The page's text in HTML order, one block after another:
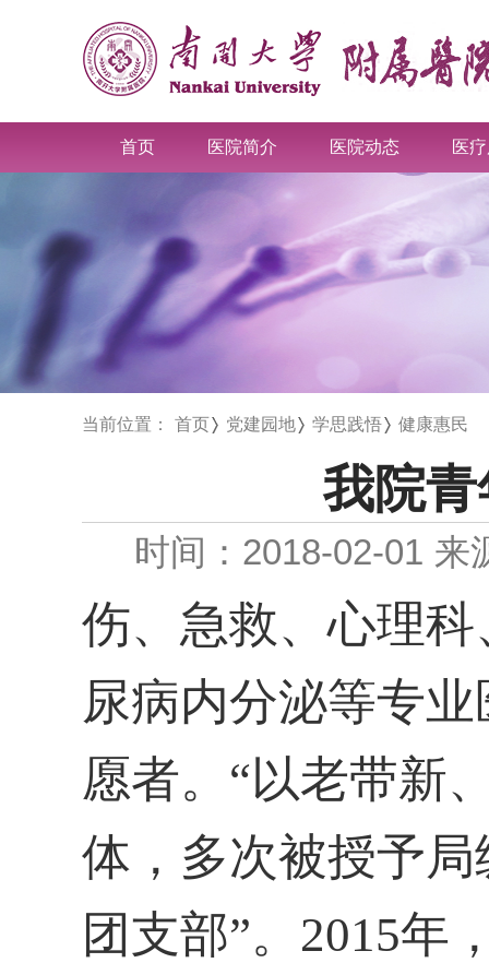
首页 医院简介 医院动态 医
当前位置： 首页 党建园地 学思践悟 健康惠民
我院
时间：2018-02-01 来
伤、急救、心理
尿病内分泌等专
愿者。“以老带新
体，多次被授予
团支部”。2015年